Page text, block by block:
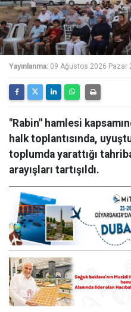
Yayınlanma: 09 Ağustos 2026 Pazar
"Rabin" hamlesi
halk toplantısında,
toplumda yarattığı
arayışları tartışıldı.